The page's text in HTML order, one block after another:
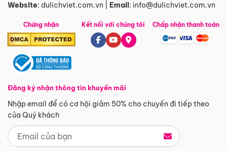
Website: dulichviet.com.vn Email: info@dulichviet.com.vn
Chứng nhận
Đăng ký nhận thông tin khuyến mãi
Nhập email để có cơ hội giảm 50% cho chuyến đi tiếp theo
của Quý khách
Kết nối với chúng tôi Chấp nhận thanh toán